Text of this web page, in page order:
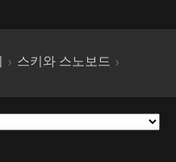
스키와 스노보드